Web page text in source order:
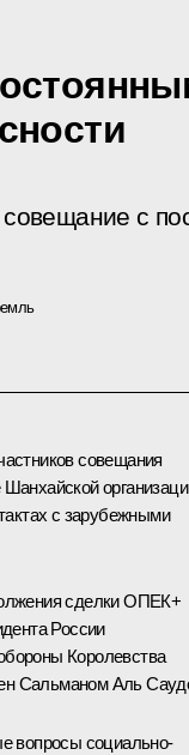
с
совещания
Шанхайской
с зарубежными
сделки ОПЕК+
России
Королевства
Сальманом Аль
вопросы социально-